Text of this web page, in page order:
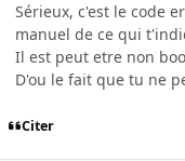
Sérieux, c'est le code
manuel de ce qui
Il est peut etre non
D'ou le fait que tu ne
Citer